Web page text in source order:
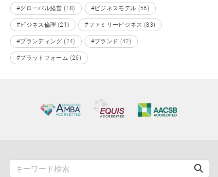
#グローバル経営 (18) #ビジネスモデル (56)
#ビジネス倫理 (21) #ファミリービジネス (83)
#ブランディング (24) #ブランド (42)
#プラットフォーム (26)